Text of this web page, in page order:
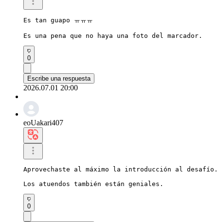
Es tan guapo ㅠㅠㅠ
Es una pena que no haya una foto del marcador.
0
Escribe una respuesta
2026.07.01 20:00
eoUakari407
Aprovechaste al máximo la introducción al desafío.
Los atuendos también están geniales.
0